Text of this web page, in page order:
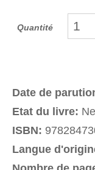
Quantité
Date de
Etat du livre:
ISBN:
Langue